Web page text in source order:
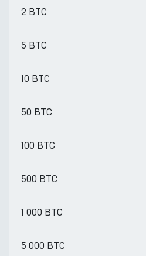
2 BTC
5 BTC
10 BTC
50 BTC
100 BTC
500 BTC
1 000 BTC
5 000 BTC